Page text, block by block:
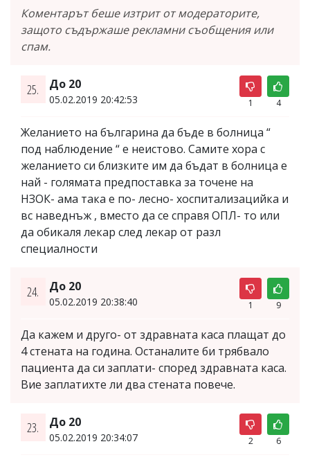
Коментарът беше изтрит от модераторите,
защото съдържаше рекламни съобщения или
спам.
25. До 20
05.02.2019 20:42:53 1 4
Желанието на българина да бъде в болница “
под наблюдение “ е неистово. Самите хора с
желанието си близките им да бъдат в болница е
най - голямата предпоставка за точене на
НЗОК- ама така е по- лесно- хоспитализацийка и
вс наведнъж , вместо да се справя ОПЛ- то или
да обикаля лекар след лекар от разл
специалности
24. До 20
05.02.2019 20:38:40 1 9
Да кажем и друго- от здравната каса плащат до
4 стената на година. Останалите би трябвало
пациента да си заплати- според здравната каса.
Вие заплатихте ли два стената повече.
23. До 20
05.02.2019 20:34:07 2 6